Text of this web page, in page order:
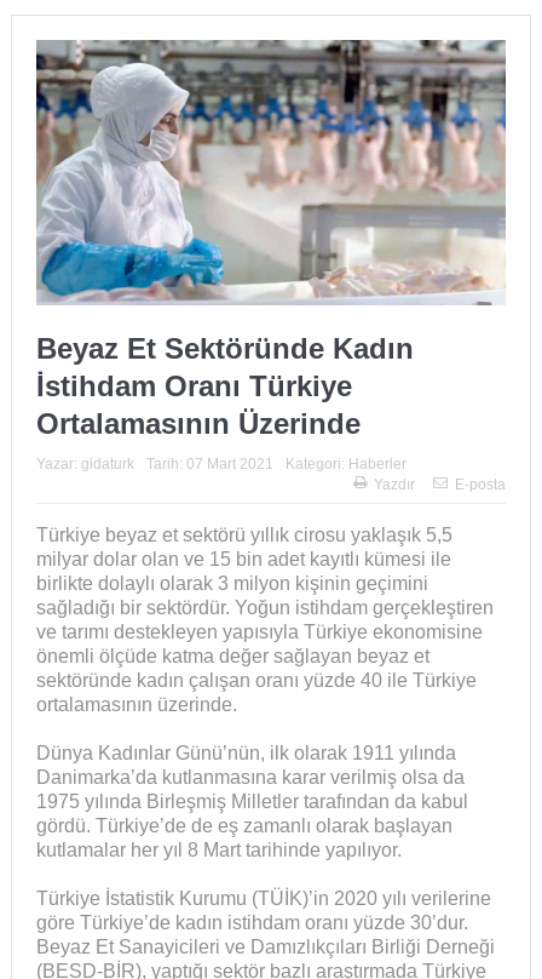
Dönüşümü Başladı
Beyaz Et Sektöründe Kadın
İstihdam Oranı Türkiye
Ortalamasının Üzerinde
Yazar: gidaturk Tarih: 07 Mart 2021 Kategori: Haberler
Yazdır
E-posta
Türkiye beyaz et sektörü yıllık cirosu yaklaşık 5,5
milyar dolar olan ve 15 bin adet kayıtlı kümesi ile
birlikte dolaylı olarak 3 milyon kişinin geçimini
sağladığı bir sektördür. Yoğun istihdam gerçekleştiren
ve tarımı destekleyen yapısıyla Türkiye ekonomisine
önemli ölçüde katma değer sağlayan beyaz et
sektöründe kadın çalışan oranı yüzde 40 ile Türkiye
ortalamasının üzerinde.
Dünya Kadınlar Günü’nün, ilk olarak 1911 yılında
Danimarka’da kutlanmasına karar verilmiş olsa da
1975 yılında Birleşmiş Milletler tarafından da kabul
gördü. Türkiye’de de eş zamanlı olarak başlayan
kutlamalar her yıl 8 Mart tarihinde yapılıyor.
Türkiye İstatistik Kurumu (TÜİK)’in 2020 yılı verilerine
göre Türkiye’de kadın istihdam oranı yüzde 30’dur.
Beyaz Et Sanayicileri ve Damızlıkçıları Birliği Derneği
(BESD-BİR), yaptığı sektör bazlı araştırmada Türkiye